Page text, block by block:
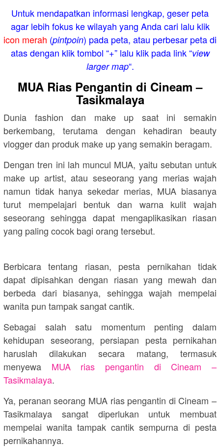
Untuk mendapatkan informasi lengkap, geser peta
agar lebih fokus ke wilayah yang Anda cari lalu klik
icon merah (pintpoin) pada peta, atau perbesar peta di
atas dengan klik tombol “+” lalu klik pada link “view
larger map“.
MUA Rias Pengantin di Cineam –
Tasikmalaya
Dunia fashion dan make up saat ini semakin
berkembang, terutama dengan kehadiran beauty
vlogger dan produk make up yang semakin beragam.
Dengan tren ini lah muncul MUA, yaitu sebutan untuk
make up artist, atau seseorang yang merias wajah
namun tidak hanya sekedar merias, MUA biasanya
turut mempelajari bentuk dan warna kulit wajah
seseorang sehingga dapat mengaplikasikan riasan
yang paling cocok bagi orang tersebut.
Berbicara tentang riasan, pesta pernikahan tidak
dapat dipisahkan dengan riasan yang mewah dan
berbeda dari biasanya, sehingga wajah mempelai
wanita pun tampak sangat cantik.
Sebagai salah satu momentum penting dalam
kehidupan seseorang, persiapan pesta pernikahan
haruslah dilakukan secara matang, termasuk
menyewa MUA rias pengantin di Cineam –
Tasikmalaya.
Ya, peranan seorang MUA rias pengantin di Cineam –
Tasikmalaya sangat diperlukan untuk membuat
mempelai wanita tampak cantik sempurna di pesta
pernikahannya.